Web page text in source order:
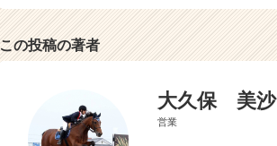
この投稿の著者
大久保 美沙
営業